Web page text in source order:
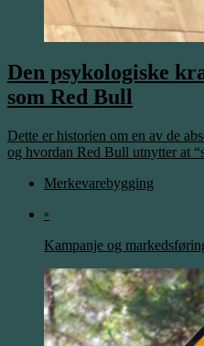
Den psykologiske
som Red Bull
Dette er historien om en av de
og hvordan Red Bull utnytter at
Merkevarebygging
◦
Kampanje og